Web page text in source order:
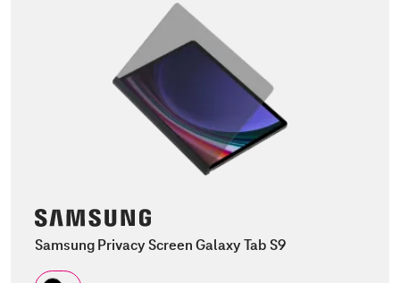
Samsung Privacy Screen Galaxy Tab S9